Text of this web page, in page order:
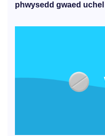
phwysedd gwaed uchel